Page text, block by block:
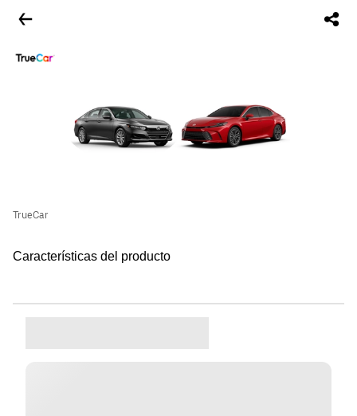
TrueCar
Características del producto